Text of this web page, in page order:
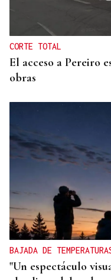
CORTE TOTAL
El acceso a Pereiro
obras
BAJADA DE
"Un espectáculo